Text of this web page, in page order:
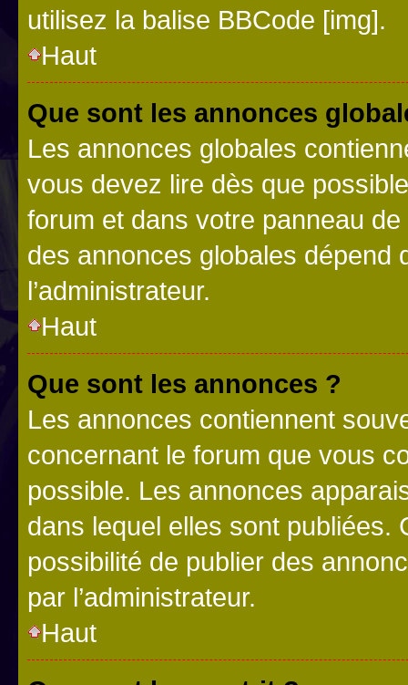
utilisez la balise BBCode [img].
Haut
Que sont les annonces
Les annonces globales
vous devez lire dès que
forum et dans votre panneau
des annonces globales dépend
l’administrateur.
Haut
Que sont les annonces ?
Les annonces contiennent
concernant le forum que vous
possible. Les annonces
dans lequel elles sont publiées.
possibilité de publier des
par l’administrateur.
Haut